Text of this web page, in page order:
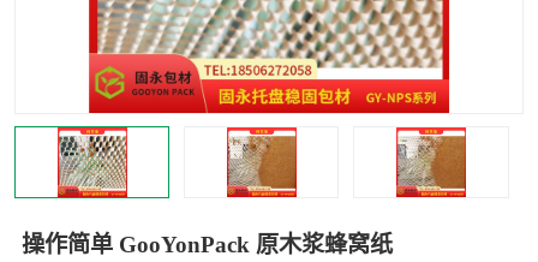
操作简单 GooYonPack 原木浆蜂窝纸